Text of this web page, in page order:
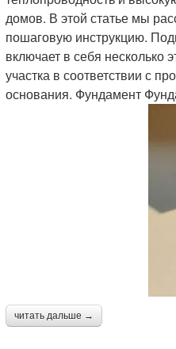
домов. В этой статье мы
пошаговую инструкцию.
включает в себя несколько
участка в соответствии с
основания. Фундамент
читать дальше →